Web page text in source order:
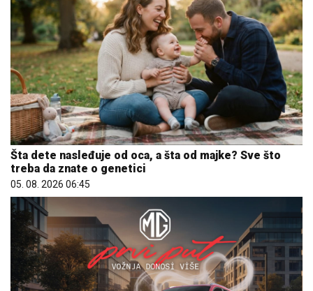
Šta dete nasleđuje od oca, a šta od majke? Sve što
treba da znate o genetici
05. 08. 2026 06:45